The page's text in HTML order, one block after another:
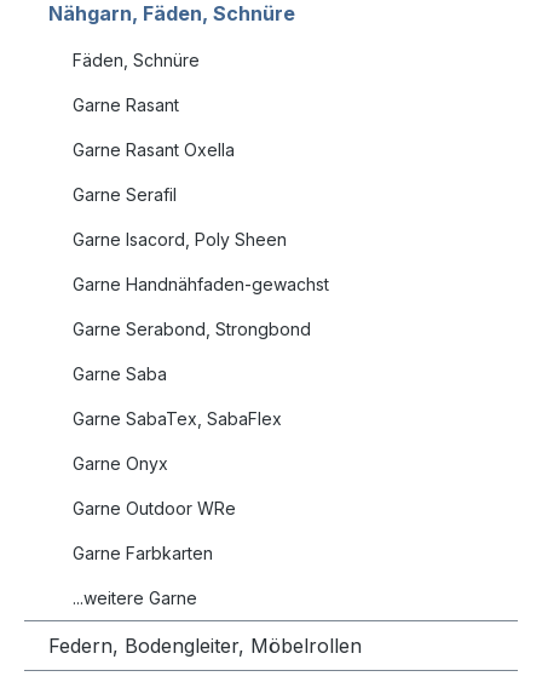
Nähgarn, Fäden, Schnüre
Fäden, Schnüre
Garne Rasant
Garne Rasant Oxella
Garne Serafil
Garne Isacord, Poly Sheen
Garne Handnähfaden-gewachst
Garne Serabond, Strongbond
Garne Saba
Garne SabaTex, SabaFlex
Garne Onyx
Garne Outdoor WRe
Garne Farbkarten
...weitere Garne
Federn, Bodengleiter, Möbelrollen